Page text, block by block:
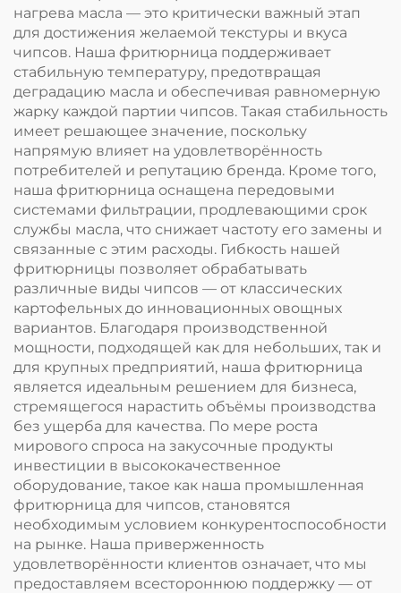
нагрева масла — это критически важный этап
для достижения желаемой текстуры и вкуса
чипсов. Наша фритюрница поддерживает
стабильную температуру, предотвращая
деградацию масла и обеспечивая равномерную
жарку каждой партии чипсов. Такая стабильность
имеет решающее значение, поскольку
напрямую влияет на удовлетворённость
потребителей и репутацию бренда. Кроме того,
наша фритюрница оснащена передовыми
системами фильтрации, продлевающими срок
службы масла, что снижает частоту его замены и
связанные с этим расходы. Гибкость нашей
фритюрницы позволяет обрабатывать
различные виды чипсов — от классических
картофельных до инновационных овощных
вариантов. Благодаря производственной
мощности, подходящей как для небольших, так и
для крупных предприятий, наша фритюрница
является идеальным решением для бизнеса,
стремящегося нарастить объёмы производства
без ущерба для качества. По мере роста
мирового спроса на закусочные продукты
инвестиции в высококачественное
оборудование, такое как наша промышленная
фритюрница для чипсов, становятся
необходимым условием конкурентоспособности
на рынке. Наша приверженность
удовлетворённости клиентов означает, что мы
предоставляем всестороннюю поддержку — от